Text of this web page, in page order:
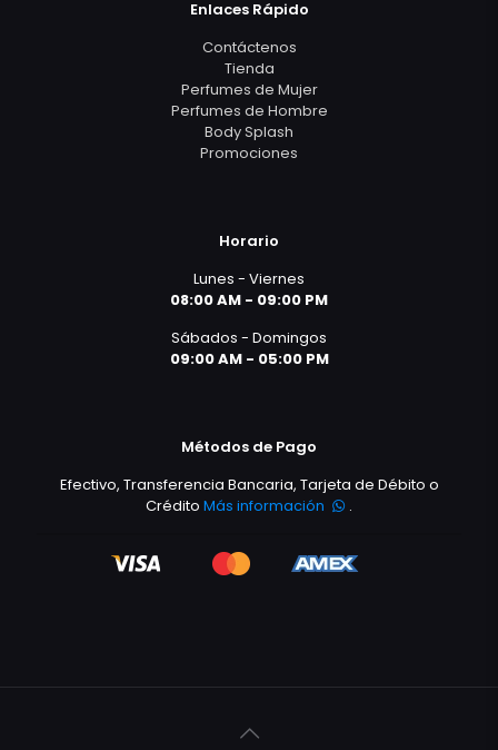
Enlaces Rápido
Contáctenos
Tienda
Perfumes de Mujer
Perfumes de Hombre
Body Splash
Promociones
Horario
Lunes - Viernes
08:00 AM - 09:00 PM
Sábados - Domingos
09:00 AM - 05:00 PM
Métodos de Pago
Efectivo, Transferencia Bancaria, Tarjeta de Débito o
CréditoMás información .